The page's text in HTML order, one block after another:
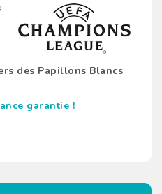
des Papillons Blancs
garantie !